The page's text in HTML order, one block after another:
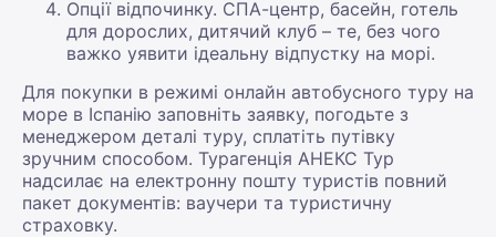
Опції відпочинку. СПА-центр, басейн, готель
для дорослих, дитячий клуб – те, без чого
важко уявити ідеальну відпустку на морі.
Для покупки в режимі онлайн автобусного туру на
море в Іспанію заповніть заявку, погодьте з
менеджером деталі туру, сплатіть путівку
зручним способом. Турагенція АНЕКС Тур
надсилає на електронну пошту туристів повний
пакет документів: ваучери та туристичну
страховку.